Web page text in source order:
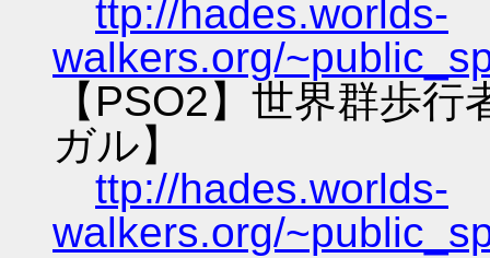
ttp://hades.worlds-
walkers.org/
【PSO2】世界群歩
ガル】
ttp://hades.worlds-
walkers.org/